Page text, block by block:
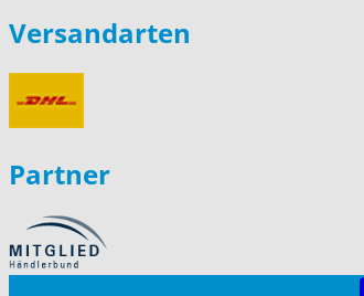
Versandarten
Partner